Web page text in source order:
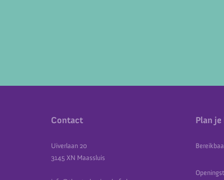
Contact
Uiverlaan 20
3145 XN Maassluis
Plan je